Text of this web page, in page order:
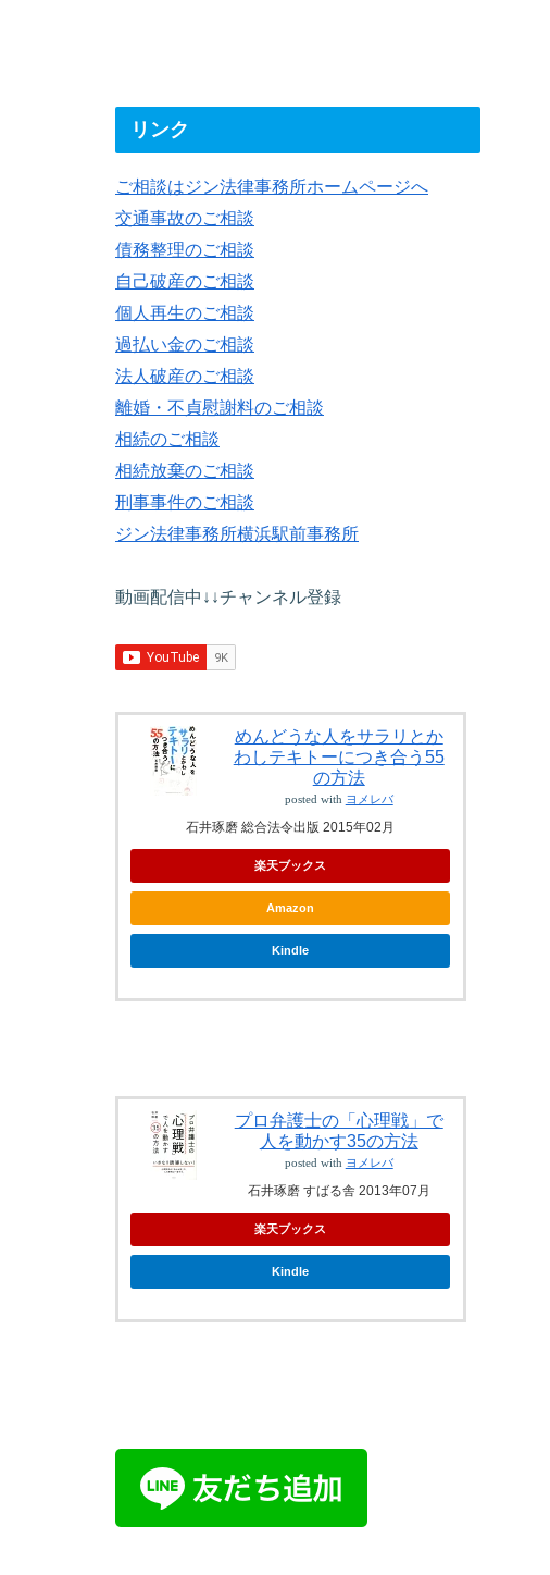
リンク
ご相談はジン法律事務所ホームページへ
交通事故のご相談
債務整理のご相談
自己破産のご相談
個人再生のご相談
過払い金のご相談
法人破産のご相談
離婚・不貞慰謝料のご相談
相続のご相談
相続放棄のご相談
刑事事件のご相談
ジン法律事務所横浜駅前事務所
動画配信中↓↓チャンネル登録
めんどうな人をサラリとか
わしテキトーにつき合う55
の方法
posted with ヨメレバ
石井琢磨 総合法令出版 2015年02月
楽天ブックス
Amazon
Kindle
プロ弁護士の「心理戦」で
人を動かす35の方法
posted with ヨメレバ
石井琢磨 すばる舎 2013年07月
楽天ブックス
Kindle